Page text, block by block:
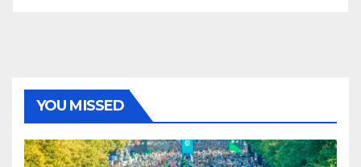
YOU MISSED